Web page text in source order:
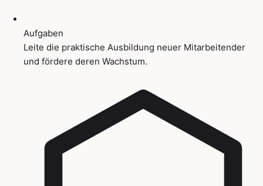
Aufgaben
Leite die praktische Ausbildung neuer Mitarbeitender
und fördere deren Wachstum.